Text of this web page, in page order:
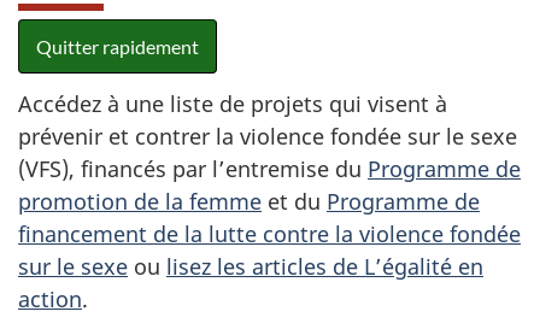
Quitter rapidement
Accédez à une liste de projets qui visent à
prévenir et contrer la violence fondée sur le sexe
(VFS), financés par l’entremise du Programme de
promotion de la femme et du Programme de
financement de la lutte contre la violence fondée
sur le sexe ou lisez les articles de L’égalité en
action.